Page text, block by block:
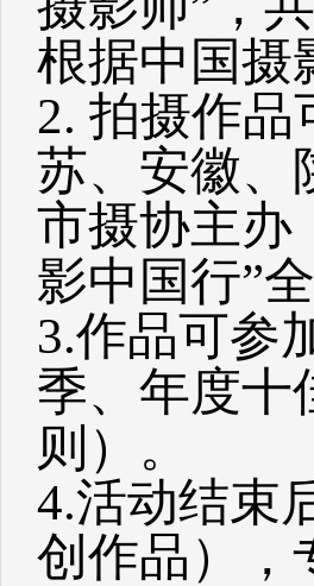
根据中国摄
2. 拍摄作
苏、安徽、
市摄协主办
影中国行”
3.作品可参
季、年度十
则） 。
4.活动结束
创作品），